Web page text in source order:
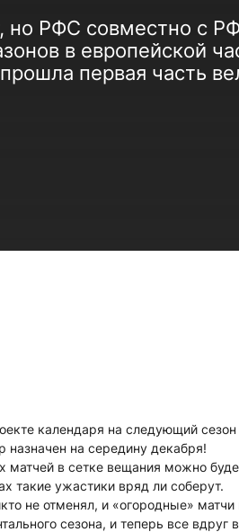
но РФС совместно с
в европейской
первая часть
календаря на следующий сезон
назначен на середину декабря!
матчей в сетке вещания можно
такие ужастики вряд ли соберут.
не отменял, и «огородные»
сезона, и теперь все вдруг